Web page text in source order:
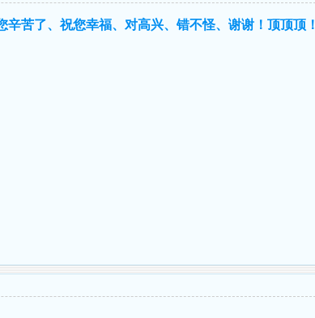
辛苦了、祝您幸福、对高兴、错不怪、谢谢！顶顶顶！